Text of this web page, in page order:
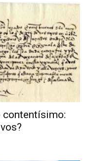
contentísimo: